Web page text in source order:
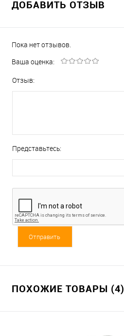
ДОБАВИТЬ ОТЗЫВ
Пока нет отзывов.
Ваша оценка:
Отзыв:
Представьтесь:
ПОХОЖИЕ ТОВАРЫ (4)